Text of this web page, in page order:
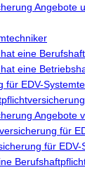
Angebote
eine
eine
für EDV-
Angebote
für
für